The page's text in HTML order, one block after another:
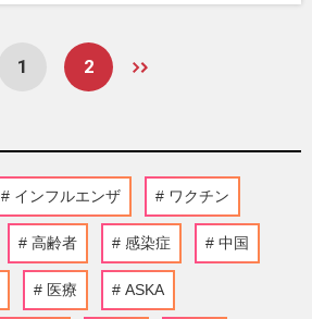
1 2
インフルエンザ ワクチン
高齢者 感染症 中国
医療 ASKA